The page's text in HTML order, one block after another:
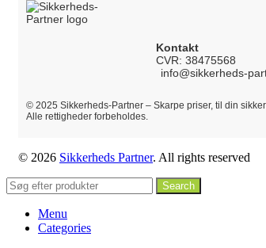
Kontakt
CVR: 38475568
info@sikkerheds-
© 2025 Sikkerheds-Partner – Skarpe priser, til din
Alle rettigheder forbeholdes.
© 2026 Sikkerheds Partner. All rights reserved
Search
Menu
Categories